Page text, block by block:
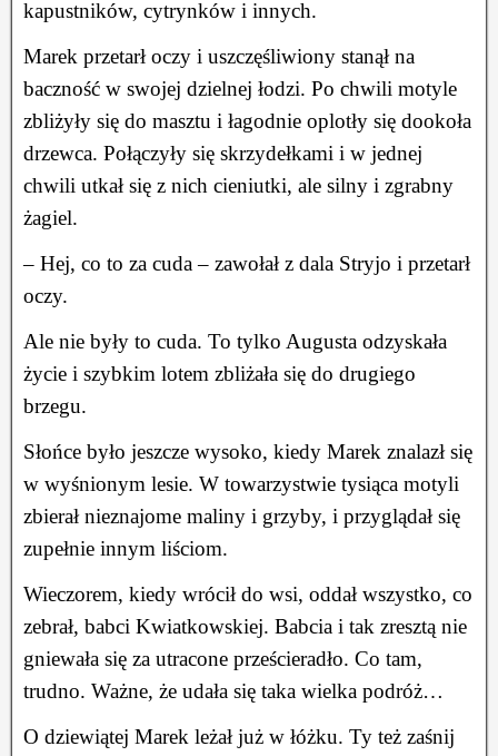
kapustników, cytrynków i innych.
Marek przetarł oczy i uszczęśliwiony stanął na
baczność w swojej dzielnej łodzi. Po chwili motyle
zbliżyły się do masztu i łagodnie oplotły się dookoła
drzewca. Połączyły się skrzydełkami i w jednej
chwili utkał się z nich cieniutki, ale silny i zgrabny
żagiel.
– Hej, co to za cuda – zawołał z dala Stryjo i przetarł
oczy.
Ale nie były to cuda. To tylko Augusta odzyskała
życie i szybkim lotem zbliżała się do drugiego
brzegu.
Słońce było jeszcze wysoko, kiedy Marek znalazł się
w wyśnionym lesie. W towarzystwie tysiąca motyli
zbierał nieznajome maliny i grzyby, i przyglądał się
zupełnie innym liściom.
Wieczorem, kiedy wrócił do wsi, oddał wszystko, co
zebrał, babci Kwiatkowskiej. Babcia i tak zresztą nie
gniewała się za utracone prześcieradło. Co tam,
trudno. Ważne, że udała się taka wielka podróż…
O dziewiątej Marek leżał już w łóżku. Ty też zaśnij